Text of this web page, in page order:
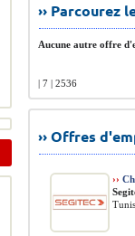
››
Aucune autre offre
| 7 | 2536
›› Offres
››